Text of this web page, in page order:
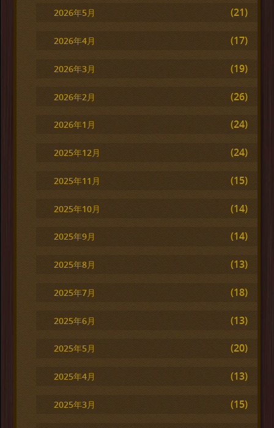
2026年5月 (21)
2026年4月 (17)
2026年3月 (19)
2026年2月 (26)
2026年1月 (24)
2025年12月 (24)
2025年11月 (15)
2025年10月 (14)
2025年9月 (14)
2025年8月 (13)
2025年7月 (18)
2025年6月 (13)
2025年5月 (20)
2025年4月 (13)
2025年3月 (15)